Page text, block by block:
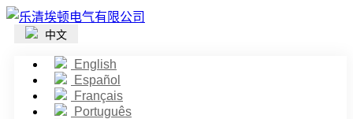
中文
English
Español
Français
Português